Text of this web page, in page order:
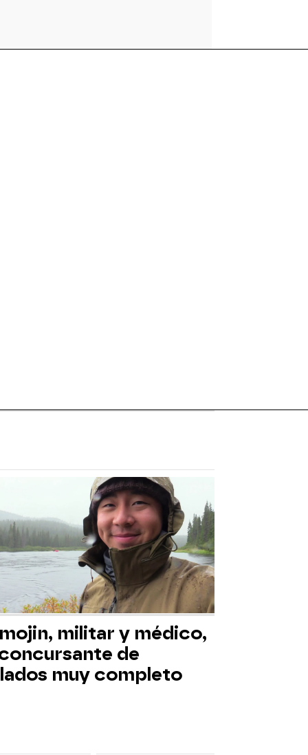
militar y médico,
de
muy completo